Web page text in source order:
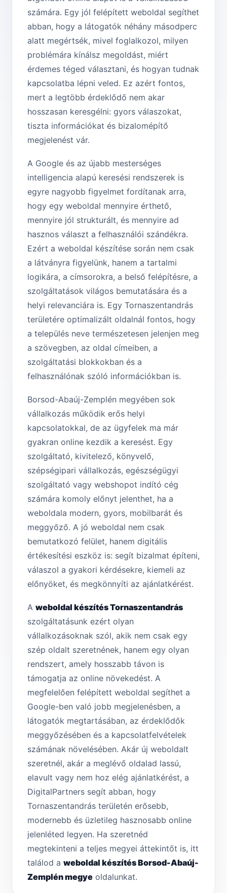
számára. Egy jól felépített weboldal segíthet
abban, hogy a látogatók néhány másodperc
alatt megértsék, mivel foglalkozol, milyen
problémára kínálsz megoldást, miért
érdemes téged választani, és hogyan tudnak
kapcsolatba lépni veled. Ez azért fontos,
mert a legtöbb érdeklődő nem akar
hosszasan keresgélni: gyors válaszokat,
tiszta információkat és bizalomépítő
megjelenést vár.
A Google és az újabb mesterséges
intelligencia alapú keresési rendszerek is
egyre nagyobb figyelmet fordítanak arra,
hogy egy weboldal mennyire érthető,
mennyire jól strukturált, és mennyire ad
hasznos választ a felhasználói szándékra.
Ezért a weboldal készítése során nem csak
a látványra figyelünk, hanem a tartalmi
logikára, a címsorokra, a belső felépítésre, a
szolgáltatások világos bemutatására és a
helyi relevanciára is. Egy Tornaszentandrás
területére optimalizált oldalnál fontos, hogy
a település neve természetesen jelenjen meg
a szövegben, az oldal címeiben, a
szolgáltatási blokkokban és a
felhasználónak szóló információkban is.
Borsod-Abaúj-Zemplén megyében sok
vállalkozás működik erős helyi
kapcsolatokkal, de az ügyfelek ma már
gyakran online kezdik a keresést. Egy
szolgáltató, kivitelező, könyvelő,
szépségipari vállalkozás, egészségügyi
szolgáltató vagy webshopot indító cég
számára komoly előnyt jelenthet, ha a
weboldala modern, gyors, mobilbarát és
meggyőző. A jó weboldal nem csak
bemutatkozó felület, hanem digitális
értékesítési eszköz is: segít bizalmat építeni,
válaszol a gyakori kérdésekre, kiemeli az
előnyöket, és megkönnyíti az ajánlatkérést.
A weboldal készítés Tornaszentandrás
szolgáltatásunk ezért olyan
vállalkozásoknak szól, akik nem csak egy
szép oldalt szeretnének, hanem egy olyan
rendszert, amely hosszabb távon is
támogatja az online növekedést. A
megfelelően felépített weboldal segíthet a
Google-ben való jobb megjelenésben, a
látogatók megtartásában, az érdeklődők
meggyőzésében és a kapcsolatfelvételek
számának növelésében. Akár új weboldalt
szeretnél, akár a meglévő oldalad lassú,
elavult vagy nem hoz elég ajánlatkérést, a
DigitalPartners segít abban, hogy
Tornaszentandrás területén erősebb,
modernebb és üzletileg hasznosabb online
jelenléted legyen. Ha szeretnéd
megtekinteni a teljes megyei áttekintőt is, itt
találod a weboldal készítés Borsod-Abaúj-
Zemplén megye oldalunkat.